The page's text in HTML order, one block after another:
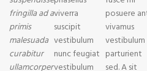
fringilla ad a
primis
malesuada
curabitur
ullamcorper
viverra
suscipit
vestibulum
nunc feugiat
vestibulum
posuere
vivamus
vestibulum
parturient
sed. A sit